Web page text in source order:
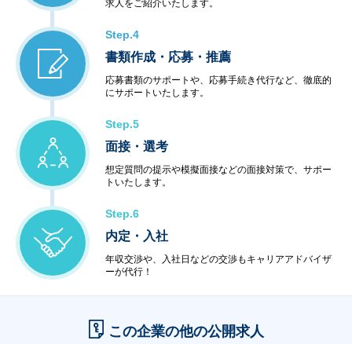
求人をご紹介いたします。
Step.4
書類作成・応募・推薦
応募書類のサポートや、応募手続き代行など、徹底的
にサポートいたします。
Step.5
面接・選考
想定質問の提示や模擬面接などの面接対策で、サポー
トいたします。
Step.6
内定・入社
年収交渉や、入社日などの交渉もキャリアアドバイザ
ーが代行！
この企業の他の公開求人